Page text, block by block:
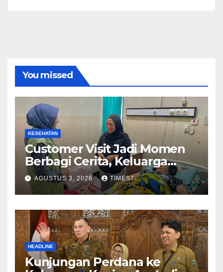
You missed
KESEHATAN
Customer Visit Jadi Momen
Berbagi Cerita, Keluarga
Nurhayati Rasakan Manfaat
NyataProgram JKN
AGUSTUS 3, 2026 TIMES7
HEADLINE
Kunjungan Perdana ke